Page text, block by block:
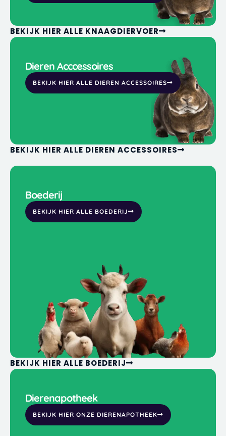
BEKIJK HIER ALLE KNAAGDIERVOER
Dieren Acccessoires
BEKIJK HIER ALLE DIEREN ACCESSOIRES
BEKIJK HIER ALLE DIEREN ACCESSOIRES
Boederij
BEKIJK HIER ALLE BOEDERIJ
BEKIJK HIER ALLE BOEDERIJ
Dierenapotheek
BEKIJK HIER ONZE DIERENAPOTHEEK